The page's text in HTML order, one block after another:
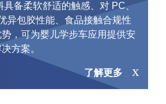
具备柔软舒适的触感、对 PC、
异包胶性能、食品接触合规性
，可为婴儿学步车应用提供安
方案。
了解更多